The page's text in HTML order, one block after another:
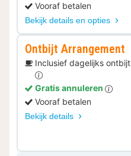
Vooraf betalen
Bekijk details en opties
Ontbijt Arrangement
Inclusief dagelijks ontbijt
Gratis annuleren
Vooraf betalen
Bekijk details